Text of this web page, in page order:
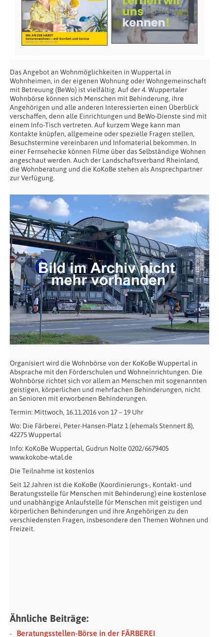
Das Angebot an Wohnmöglichkeiten in Wuppertal in
Wohnheimen, in der eigenen Wohnung oder Wohngemeinschaft
mit Betreuung (BeWo) ist vielfältig. Auf der 4. Wuppertaler
Wohnbörse können sich Menschen mit Behinderung, ihre
Angehörigen und alle anderen Interessierten einen Überblick
verschaffen, denn alle Einrichtungen und BeWo-Dienste sind mit
einem Info-Tisch vertreten. Auf kurzem Wege kann man
Kontakte knüpfen, allgemeine oder spezielle Fragen stellen,
Besuchstermine vereinbaren und Infomaterial bekommen. In
einer Fernsehecke können Filme über das Selbständige Wohnen
angeschaut werden. Auch der Landschaftsverband Rheinland,
die Wohnberatung und die KoKoBe stehen als Ansprechpartner
zur Verfügung.
Organisiert wird die Wohnbörse von der KoKoBe Wuppertal in
Absprache mit den Förderschulen und Wohneinrichtungen. Die
Wohnbörse richtet sich vor allem an Menschen mit sogenannten
geistigen, körperlichen und mehrfachen Behinderungen, nicht
an Senioren mit erworbenen Behinderungen.
Termin: Mittwoch, 16.11.2016 von 17 – 19 Uhr
Wo: Die Färberei, Peter-Hansen-Platz 1 (ehemals Stennert 8),
42275 Wuppertal
Info: KoKoBe Wuppertal, Gudrun Nolte 0202/6679405
www.kokobe-wtal.de
Die Teilnahme ist kostenlos
Seit 12 Jahren ist die KoKoBe (Koordinierungs-, Kontakt- und
Beratungsstelle für Menschen mit Behinderung) eine kostenlose
und unabhängige Anlaufstelle für Menschen mit geistigen und
körperlichen Behinderungen und ihre Angehörigen zu den
verschiedensten Fragen, insbesondere den Themen Wohnen und
Freizeit.
Ähnliche Beiträge:
Beratungsstellen-Börse in der FÄRBEREI